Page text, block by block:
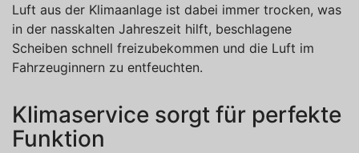
Luft aus der Klimaanlage ist dabei immer trocken, was
in der nasskalten Jahreszeit hilft, beschlagene
Scheiben schnell freizubekommen und die Luft im
Fahrzeuginnern zu entfeuchten.
Klimaservice sorgt für perfekte
Funktion